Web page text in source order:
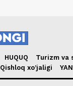
HUQUQ Turizm va
Qishloq xo’jaligi